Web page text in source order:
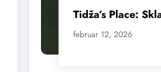
Tidža’s Place:
februar 12, 2026